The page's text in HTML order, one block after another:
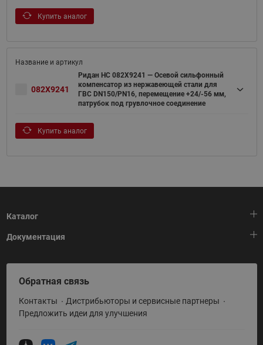
Купить аналог
082X9241
Ридан НС 082X9241 — Осевой сильфонный
компенсатор из нержавеющей стали для
ГВС DN150/PN16, перемещение +24/-56 мм,
патрубок под грувлочное соединение
Купить аналог
Каталог
Тепловая автоматика
Холодильная техника
Приводная техника
Промышленная автоматика
Документация
HeatPlatform (Тепловая платформа)
Полезные программы и инструменты
Условия поставки
Обратная связь
Контакты
Дистрибьюторы и сервисные партнеры
Предложить идеи для улучшения